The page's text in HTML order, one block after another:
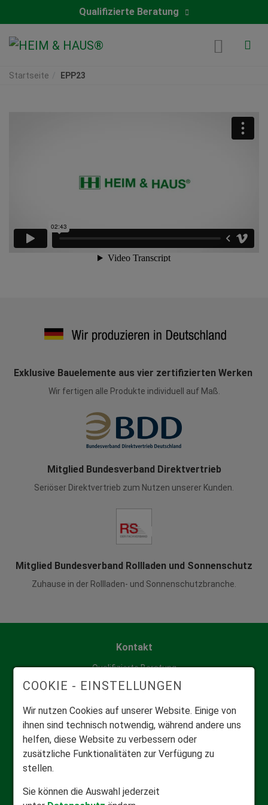
Qualifizierte Beratung
Startseite EPP23
Exklusive Bauelemente aus vier zertifizierten Werken
Wir fertigen alle Produkte individuell auf Maß.
Mitglied Bundesverband Direktvertrieb
Seriöser Direktvertrieb zum Nutzen unserer Kunden.
Mitglied Bundesverband Rollladen und Sonnenschutz
Zuhause in der Rollladen- und Sonnenschutzbranche.
Kontakt
Qualifizierte Beratung
Informationsmaterial anfordern
FAQ & Hilfecenter
Häufige Fragen
Video-Anleitungen
COOKIE - EINSTELLUNGEN
Wir nutzen Cookies auf unserer Website. Einige von
ihnen sind technisch notwendig, während andere uns
helfen, diese Website zu verbessern oder
zusätzliche Funktionalitäten zur Verfügung zu
stellen.
Sie können die Auswahl jederzeit